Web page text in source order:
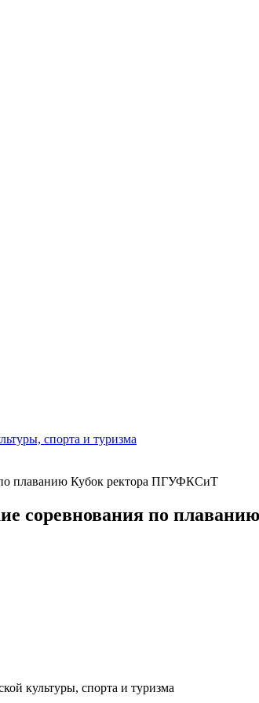
спорта и туризма
по плаванию Кубок ректора ПГУФКСиТ
соревнования по
культуры, спорта и туризма